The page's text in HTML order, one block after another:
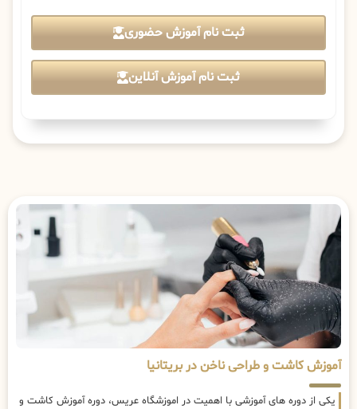
ثبت نام آموزش حضوری
ثبت نام آموزش آنلاین
آموزش کاشت و طراحی ناخن در بریتانیا
یکی از دوره های آموزشی با اهمیت در اموزشگاه عریس، دوره آموزش کاشت و